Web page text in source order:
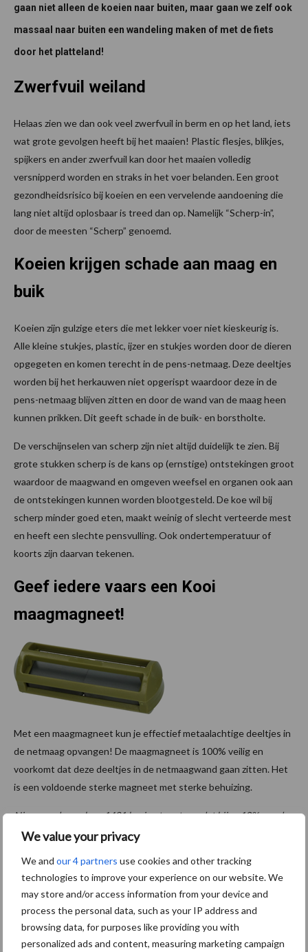
We value your privacy
We and our 4 partners use cookies and other tracking
technologies to improve your experience on our website. We
may store and/or access information from your device and
process the personal data, such as your IP address and
browsing data, for purposes like providing you with
personalized ads and content, measuring marketing campaign
gaan niet alleen de koeien naar buiten, maar gaan we zelf ook
massaal naar buiten een wandeling maken of met de fiets
door het platteland!
Zwerfvuil weiland
Helaas zien we dan ook veel zwerfvuil in berm en op het land, iets
wat grote gevolgen heeft bij het maaien! Plastic flesjes, blikjes,
spijkers en ander zwerfvuil kan door het maaien volledig
versnipperd worden en straks in het voer belanden. Een groot
gezondheidsrisico bij koeien en een vervelende aandoening die
lang niet altijd oplosbaar is treed dan op. Namelijk “Scherp-in”,
door de meesten “Scherp” genoemd.
Koeien krijgen schade aan maag en
buik
Koeien zijn gulzige eters die met lekker voer niet kieskeurig is.
Alle kleine stukjes, plastic, ijzer en stukjes worden door de dieren
opgegeten en komen terecht in de pens-netmaag. Deze deeltjes
worden bij het herkauwen niet opgerispt waardoor deze in de
pens-netmaag blijven zitten en door de wand van de maag heen
kunnen prikken. Dit geeft schade in de buik- en borstholte.
De verschijnselen van scherp zijn niet altijd duidelijk te zien. Bij
grote stukken scherp is de kans op (ernstige) ontstekingen groot
waardoor de maagwand en omgeven weefsel en organen ook aan
de ontstekingen kunnen worden blootgesteld. De koe wil bij
scherp minder goed eten, maakt weinig of slecht verteerde mest
en heeft een slechte pensvulling. Ook ondertemperatuur of
koorts zijn daarvan tekenen.
Geef iedere vaars een Kooi
maagmagneet!
Met een maagmagneet kun je effectief metaalachtige deeltjes in
de netmaag opvangen! De maagmagneet is 100% veilig en
voorkomt dat deze deeltjes in de netmaagwand gaan zitten. Het
is een voldoende sterke magneet met sterke behuizing.
Nieuw onderzoek op 1491 koeien toont aan dat bijna 10% van de
koeien (= 143 koeien) aantastingen in de netmaag of pens hadden.
voorkomen van traumatische netmaagaantastingen bij koeien
Meer weten over maagmagneet?